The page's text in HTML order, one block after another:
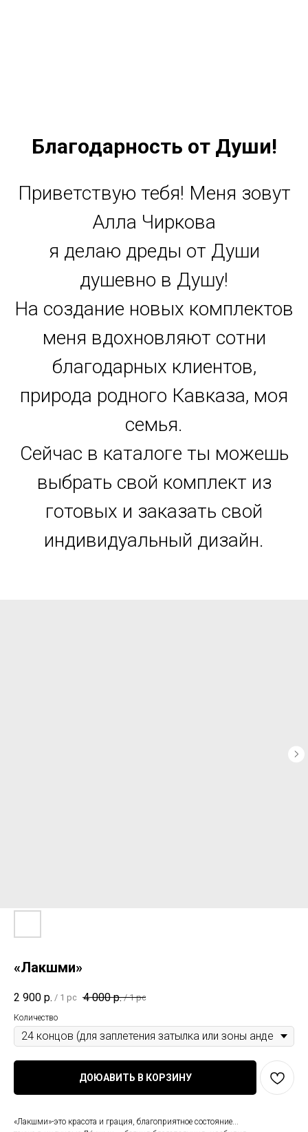
Благодарность от Души!
Приветствую тебя! Меня зовут
Алла Чиркова
я делаю дреды от Души
душевно в Душу!
На создание новых комплектов
меня вдохновляют сотни
благодарных клиентов,
природа родного Кавказа, моя
семья.
Сейчас в каталоге ты можешь
выбрать свой комплект из
готовых и заказать свой
индивидуальный дизайн.
«Лакшми»
2 900 р. / 1 pc 4 000 р. / 1 pc
Количество
ДОЮАВИТЬ В КОРЗИНУ
«Лакшми»-это красота и грация, благоприятное состояние...